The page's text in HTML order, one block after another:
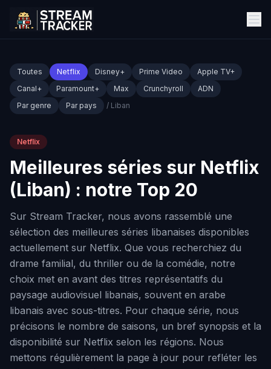
Toutes Netflix Disney+ Prime Video
Apple TV+
Canal+
Paramount+ Max Crunchyroll
ADN
Par genre
Par pays / Liban
Netflix
Meilleures séries sur Netflix
(Liban) : notre Top 20
Sur Stream Tracker, nous avons rassemblé une
sélection des meilleures séries libanaises disponibles
actuellement sur Netflix. Que vous recherchiez du
drame familial, du thriller ou de la comédie, notre
choix met en avant des titres représentatifs du
paysage audiovisuel libanais, souvent en arabe
libanais avec sous-titres. Pour chaque série, nous
précisons le nombre de saisons, un bref synopsis et la
disponibilité sur Netflix selon les régions. Nous
mettons régulièrement la page à jour pour refléter les